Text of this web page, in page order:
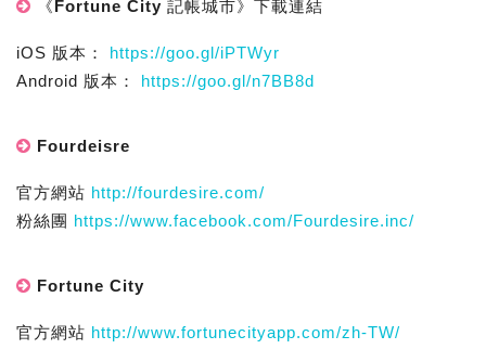
《Fortune City 記帳城市》下載連結
iOS 版本： https://goo.gl/iPTWyr
Android 版本： https://goo.gl/n7BB8d
Fourdeisre
官方網站 http://fourdesire.com/
粉絲團 https://www.facebook.com/Fourdesire.inc/
Fortune City
官方網站 http://www.fortunecityapp.com/zh-TW/